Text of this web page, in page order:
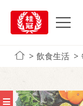
飲食生活